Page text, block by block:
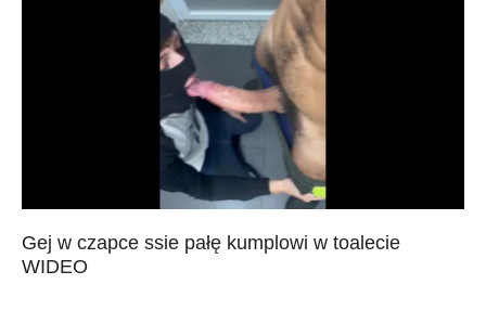
Gej w czapce ssie pałę kumplowi w toalecie
WIDEO